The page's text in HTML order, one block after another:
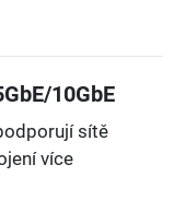
10GbE
sítě
více